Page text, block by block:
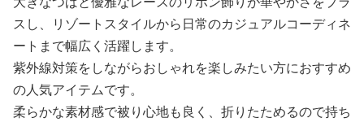
スし、リゾートスタイルから日常のカジュアルコーディネ
ートまで幅広く活躍します。
紫外線対策をしながらおしゃれを楽しみたい方におすすめ
の人気アイテムです。
柔らかな素材感で被り心地も良く、折りたためるので持ち